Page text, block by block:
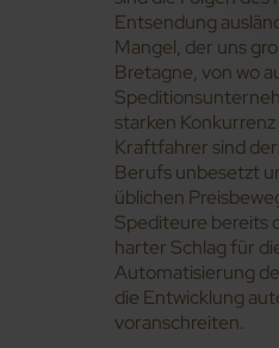
Entsendung
Mangel, der uns
Bretagne, von wo
starken
Kraftfahrer sind
Berufs unbesetzt
üblichen
Spediteure bereits
harter Schlag für
Automatisierung
die Entwicklung
voranschreiten.